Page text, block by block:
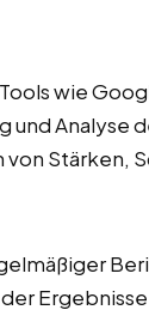
wie
und Analyse
Stärken,